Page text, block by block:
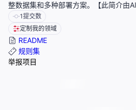
整数据集和多种部署方案。【此简介由AI
1提交数
定制我的领域
README
规则集
举报项目